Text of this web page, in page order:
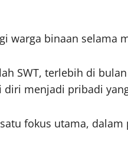
warga binaan selama
SWT, terlebih di
menjadi pribadi
fokus utama,